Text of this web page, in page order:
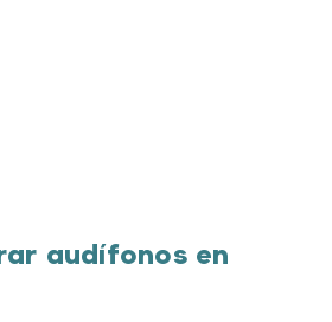
audífonos en